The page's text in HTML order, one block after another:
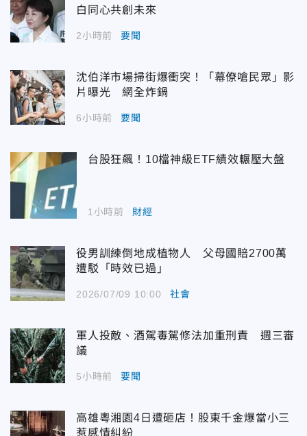
白同心共創未來
2小時前 要聞
沈伯洋市場掃街爆衝突！「幕僚嗆民眾」影
片曝光 網全炸鍋
6小時前 要聞
台股狂飆！10檔神級ETF績效輾壓大盤
1小時前 財經
役男訓練倒地成植物人 父母國賠2700萬
遭駁「時效已過」
2026/07/09 10:00 社會
軍人投敵、酒駕毒駕修法加重刑責 週三審
議
5小時前 要聞
高雄粵湘園4日遭砸店！股東千金爆當小三
惹感情糾紛